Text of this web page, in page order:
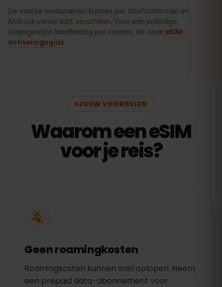
De exacte menunamen kunnen per telefoonmodel en
Android-versie licht verschillen. Voor een volledige
stapsgewijze handleiding per toestel, zie onze eSIM-
activeringsgids.
JOUW VOORDELEN
Waarom een eSIM
voor je reis?
Geen roamingkosten
Roamingkosten kunnen snel oplopen. Neem
een prepaid data-abonnement voor